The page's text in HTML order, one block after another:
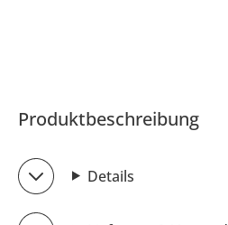
Produktbeschreibung
Details